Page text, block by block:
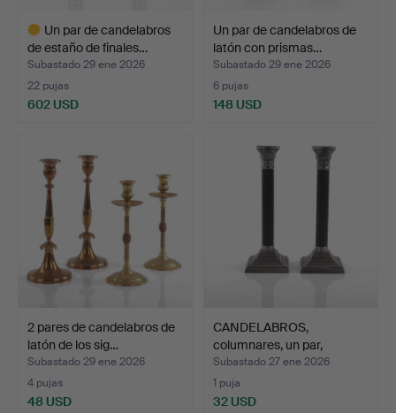
Un par de candelabros
de estaño de finales…
Subastado 29 ene 2026
22 pujas
602 USD
Un par de candelabros de
latón con prismas…
Subastado 29 ene 2026
6 pujas
148 USD
2 pares de candelabros de
latón de los sig…
Subastado 29 ene 2026
4 pujas
48 USD
CANDELABROS,
columnares, un par,
contempor…
Subastado 27 ene 2026
1 puja
32 USD